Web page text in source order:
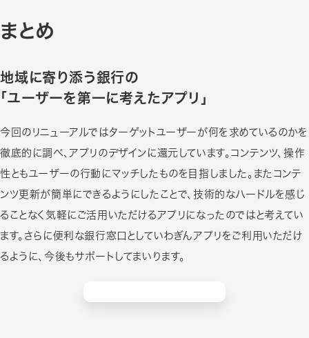
まとめ
地域に寄り添う銀行の
「ユーザーを第一に考えたアプリ」
今回のリニューアルではターゲットユーザーが何を求めているのかを
徹底的に調べ、アプリのデザインに還元しています。コンテンツ、操作
性ともユーザーの行動にマッチしたものを目指しました。またコンテ
ンツ更新が簡単にできるようにしたことで、技術的なハードルを感じ
ることなく気軽にご活用いただけるアプリになったのではと考えてい
ます。さらに便利な銀行窓口としていわぎんアプリをご利用いただけ
るように、今後もサポートしてまいります。